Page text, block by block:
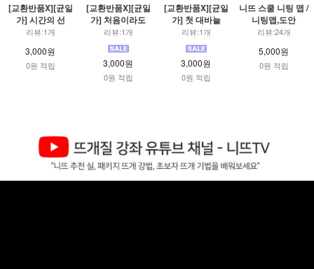
[교환반품X][균일
가] 시간의 선
리뷰:1개
3,000원
0원 적립
[교환반품X][균일
가] 처음이라도
리뷰:1개
3,000원
0원 적립
[교환반품X][균일
가] 첫 대바늘
리뷰:1개
3,000원
0원 적립
니뜨 스쿨 니팅 맵 /
니팅맵,도안
리뷰:24개
5,000원
0원 적립